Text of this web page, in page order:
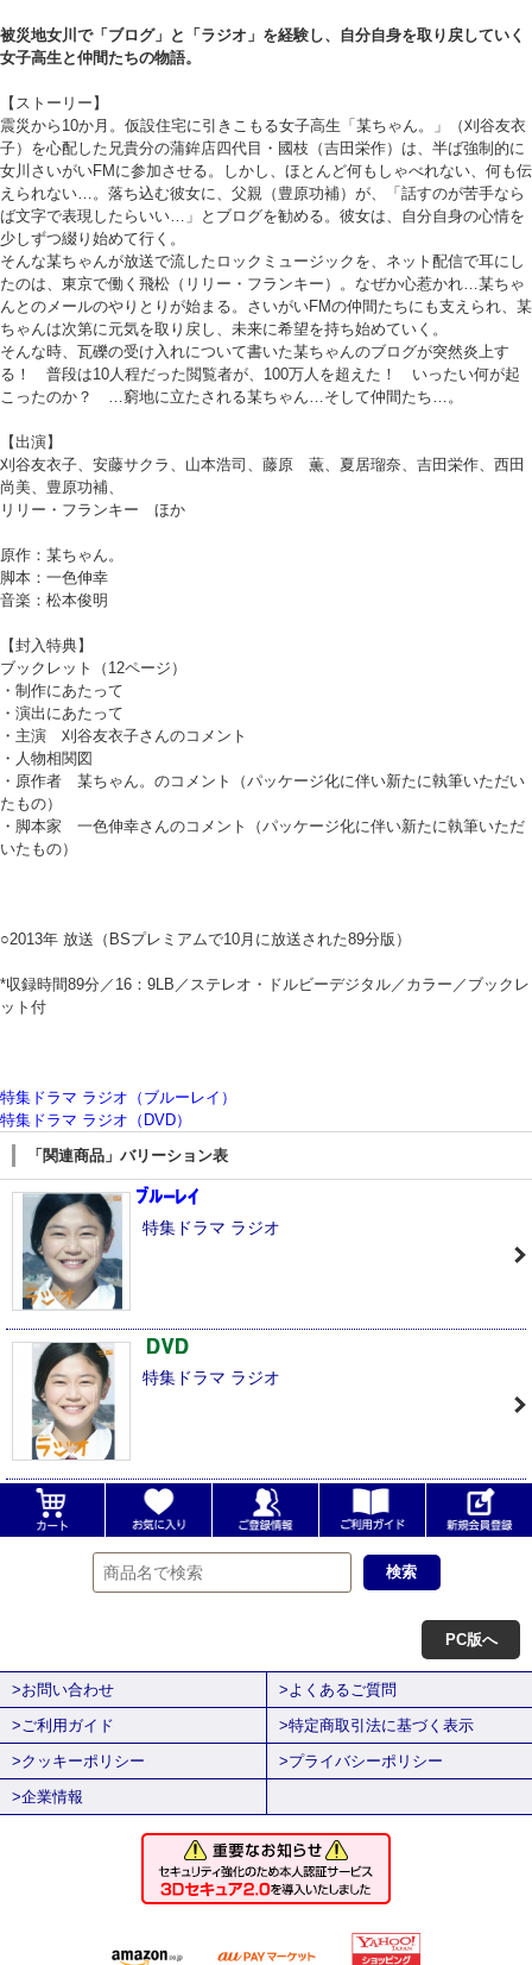
被災地女川で「ブログ」と「ラジオ」を経験し、自分自身を取り戻していく
女子高生と仲間たちの物語。
【ストーリー】
震災から10か月。仮設住宅に引きこもる女子高生「某ちゃん。」（刈谷友衣
子）を心配した兄貴分の蒲鉾店四代目・國枝（吉田栄作）は、半ば強制的に
女川さいがいFMに参加させる。しかし、ほとんど何もしゃべれない、何も伝
えられない…。落ち込む彼女に、父親（豊原功補）が、「話すのが苦手なら
ば文字で表現したらいい…」とブログを勧める。彼女は、自分自身の心情を
少しずつ綴り始めて行く。
そんな某ちゃんが放送で流したロックミュージックを、ネット配信で耳にし
たのは、東京で働く飛松（リリー・フランキー）。なぜか心惹かれ…某ちゃ
んとのメールのやりとりが始まる。さいがいFMの仲間たちにも支えられ、某
ちゃんは次第に元気を取り戻し、未来に希望を持ち始めていく。
そんな時、瓦礫の受け入れについて書いた某ちゃんのブログが突然炎上す
る！ 普段は10人程だった閲覧者が、100万人を超えた！ いったい何が起
こったのか？ …窮地に立たされる某ちゃん…そして仲間たち…。
【出演】
刈谷友衣子、安藤サクラ、山本浩司、藤原 薫、夏居瑠奈、吉田栄作、西田
尚美、豊原功補、
リリー・フランキー ほか
原作：某ちゃん。
脚本：一色伸幸
音楽：松本俊明
【封入特典】
ブックレット（12ページ）
・制作にあたって
・演出にあたって
・主演 刈谷友衣子さんのコメント
・人物相関図
・原作者 某ちゃん。のコメント（パッケージ化に伴い新たに執筆いただい
たもの）
・脚本家 一色伸幸さんのコメント（パッケージ化に伴い新たに執筆いただ
いたもの）
○2013年 放送（BSプレミアムで10月に放送された89分版）
*収録時間89分／16：9LB／ステレオ・ドルビーデジタル／カラー／ブックレ
ット付
特集ドラマ ラジオ（ブルーレイ）
特集ドラマ ラジオ（DVD）
「関連商品」バリーション表
特集ドラマ ラジオ
特集ドラマ ラジオ
PC版へ
>お問い合わせ
>よくあるご質問
>ご利用ガイド
>特定商取引法に基づく表示
>クッキーポリシー
>プライバシーポリシー
>企業情報